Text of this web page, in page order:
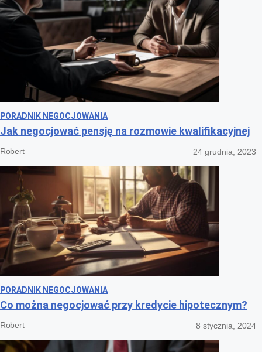
PORADNIK NEGOCJOWANIA
Jak negocjować pensję na rozmowie kwalifikacyjnej
Robert 24 grudnia, 2023
PORADNIK NEGOCJOWANIA
Co można negocjować przy kredycie hipotecznym?
Robert 8 stycznia, 2024